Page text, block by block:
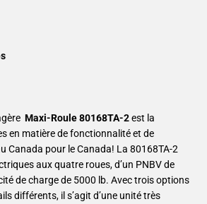
Maxi-Roule 80168TA-2est la
en matière de fonctionnalité et de
Canada pour le Canada! La 80168TA-2
aux quatre roues, d’un PNBV de
de charge de 5000 lb. Avec trois options
différents, il s’agit d’une unité très